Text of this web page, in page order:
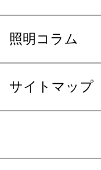
照明コラム
サイトマップ